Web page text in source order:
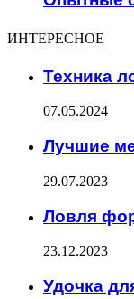
ИНТЕРЕСНОЕ
Техника
07.05.2024
Лучшие
29.07.2023
Ловля
23.12.2023
Удочка